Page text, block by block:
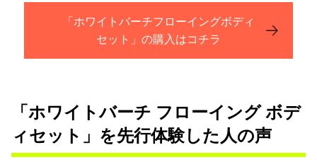
「ホワイトバーチフローイングボディ
セット」の購入はコチラ
「ホワイトバーチ フローイング ボデ
ィセット」を先行体験した人の声